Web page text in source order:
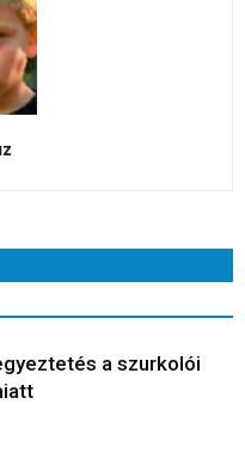
a szurkolói